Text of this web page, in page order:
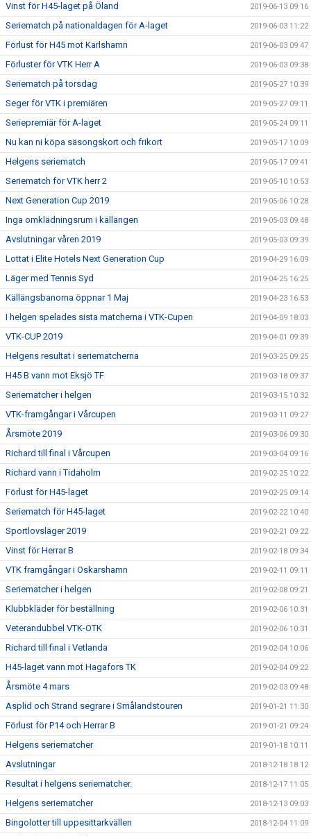
Vinst för H45-laget på Öland 2019-06-13 09:16
Seriematch på nationaldagen för A-laget 2019-06-03 11:22
Förlust för H45 mot Karlshamn 2019-06-03 09:47
Förluster för VTK Herr A 2019-06-03 09:38
Seriematch på torsdag 2019-05-27 10:39
Seger för VTK i premiären 2019-05-27 09:11
Seriepremiär för A-laget 2019-05-24 09:11
Nu kan ni köpa säsongskort och frikort 2019-05-17 10:09
Helgens seriematch 2019-05-17 09:41
Seriematch för VTK herr 2 2019-05-10 10:53
Next Generation Cup 2019 2019-05-06 10:28
Inga omklädningsrum i källängen 2019-05-03 09:48
Avslutningar våren 2019 2019-05-03 09:39
Lottat i Elite Hotels Next Generation Cup 2019-04-29 16:09
Läger med Tennis Syd 2019-04-25 16:25
Källängsbanorna öppnar 1 Maj 2019-04-23 16:53
I helgen spelades sista matcherna i VTK-Cupen 2019-04-09 18:03
VTK-CUP 2019 2019-04-01 09:39
Helgens resultat i seriematcherna 2019-03-25 09:25
H45 B vann mot Eksjö TF 2019-03-18 09:37
Seriematcher i helgen 2019-03-15 10:32
VTK-framgångar i Vårcupen 2019-03-11 09:27
Årsmöte 2019 2019-03-06 09:30
Richard till final i Vårcupen 2019-03-04 09:16
Richard vann i Tidaholm 2019-02-25 10:22
Förlust för H45-laget 2019-02-25 09:14
Seriematch för H45-laget 2019-02-22 10:40
Sportlovsläger 2019 2019-02-21 09:22
Vinst för Herrar B 2019-02-18 09:34
VTK framgångar i Oskarshamn 2019-02-11 09:11
Seriematcher i helgen 2019-02-08 09:21
Klubbkläder för beställning 2019-02-06 10:31
Veterandubbel VTK-OTK 2019-02-06 10:31
Richard till final i Vetlanda 2019-02-04 10:06
H45-laget vann mot Hagafors TK 2019-02-04 09:22
Årsmöte 4 mars 2019-02-03 09:48
Asplid och Strand segrare i Smålandstouren 2019-01-21 11:30
Förlust för P14 och Herrar B 2019-01-21 09:24
Helgens seriematcher 2019-01-18 10:11
Avslutningar 2018-12-18 18:12
Resultat i helgens seriematcher. 2018-12-17 11:05
Helgens seriematcher 2018-12-13 09:03
Bingolotter till uppesittarkvällen 2018-12-04 11:09